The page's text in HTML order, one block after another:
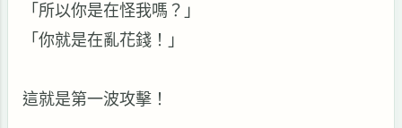
「所以你是在怪我嗎？」
「你就是在亂花錢！」
這就是第一波攻擊！